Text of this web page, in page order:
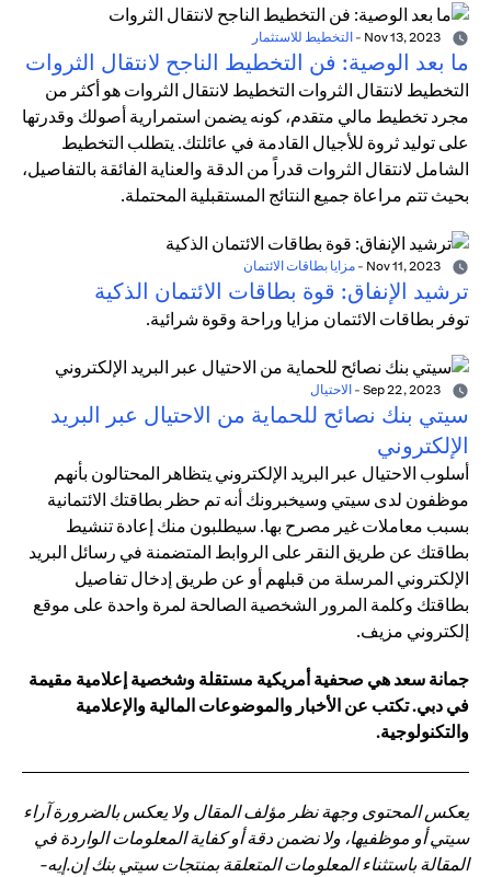
- التخطيط للاستثمار
ما بعد الوصية: فن التخطيط الناجح لانتقال الثروات
التخطيط لانتقال الثروات التخطيط لانتقال الثروات هو أكثر من
مجرد تخطيط مالي متقدم، كونه يضمن استمرارية أصولك وقدرتها
على توليد ثروة للأجيال القادمة في عائلتك. يتطلب التخطيط
الشامل لانتقال الثروات قدراً من الدقة والعناية الفائقة بالتفاصيل،
بحيث تتم مراعاة جميع النتائج المستقبلية المحتملة.
- مزايا بطاقات الائتمان
ترشيد الإنفاق: قوة بطاقات الائتمان الذكية
توفر بطاقات الائتمان مزايا وراحة وقوة شرائية.
- الاحتيال
سيتي بنك نصائح للحماية من الاحتيال عبر البريد
الإلكتروني
أسلوب الاحتيال عبر البريد الإلكتروني يتظاهر المحتالون بأنهم
موظفون لدى سيتي وسيخبرونك أنه تم حظر بطاقتك الائتمانية
بسبب معاملات غير مصرح بها. سيطلبون منك إعادة تنشيط
بطاقتك عن طريق النقر على الروابط المتضمنة في رسائل البريد
الإلكتروني المرسلة من قبلهم أو عن طريق إدخال تفاصيل
بطاقتك وكلمة المرور الشخصية الصالحة لمرة واحدة على موقع
إلكتروني مزيف.
جمانة سعد هي صحفية أمريكية مستقلة وشخصية إعلامية مقيمة
في دبي. تكتب عن الأخبار والموضوعات المالية والإعلامية
والتكنولوجية.
يعكس المحتوى وجهة نظر مؤلف المقال ولا يعكس بالضرورة آراء
سيتي أو موظفيها، ولا نضمن دقة أو كفاية المعلومات الواردة في
المقالة باستثناء المعلومات المتعلقة بمنتجات سيتي بنك إن.إيه-